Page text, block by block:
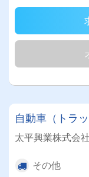
自動車（トラ
太平興業株式会社
その他